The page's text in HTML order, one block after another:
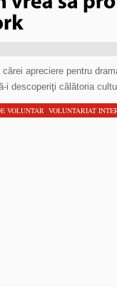
apreciere pentru
i descoperiţi călătoria
VOLUNTAR, VOLUNTARIAT